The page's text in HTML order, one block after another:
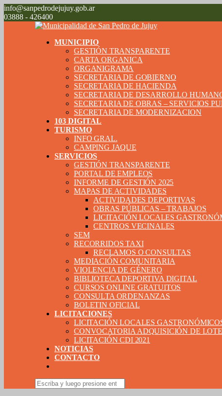
info@sanpedrodejujuy.gob.ar
03888 - 426400
MUNICIPIO
GESTIÓN TRANSPARENTE
CARTA ORGANICA
ORGANIGRAMA
SECRETARIA DE GOBIERNO
SECRETARIA DE HACIENDA
SECRETARIA DE DESARROLLO
SECRETARIA DE OBRAS – SERVICIOS
SECRETARIA DE MODERNIZACION
103 DIGITAL
TURISMO
INFO GRAL.
CAMPING JAQUE
SERVICIOS
GESTIÓN TRANSPARENTE
PORTAL DE EMPLEOS
INFORME DE GESTIÓN 2025
MAPAS DE ACTIVIDADES
ACTIVIDADES DEPORTIVAS
OBRAS PÚBLICAS – TRABAJOS
LICITACIÓN LOCALES
CENTROS VECINALES
SEM
RECORRIDOS TAXI
RECLAMOS O CONSULTAS
MEDIACIÓN COMUNITARIA
VIOLENCIA DE GÉNERO
BIBLIOTECA DEPORTIVA DIGITAL
CURSOS ONLINE GRATUITOS
CONSULTA ORDENANZAS
BOLETIN OFICIAL
LICITACIONES
LICITACIÓN LOCALES
CONVOCATORIA ADQUISICIÓN DE
LICITACIÓN CDI 2021
NOTICIAS
CONTACTO